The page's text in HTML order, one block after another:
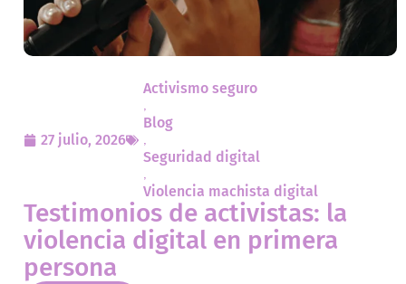
27 julio, 2026
Activismo seguro
,
Blog
,
Seguridad digital
,
Violencia machista digital
Testimonios de activistas: la
violencia digital en primera
persona